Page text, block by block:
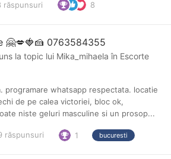
răspunsuri 8
🤗💋🍓🍰 0763584355
la topic lui Mika_mihaela în Escorte
programare whatsapp respectata. locatie
de pe calea victoriei, bloc ok,
niste geluri masculine si un prosop...
răspunsuri 1 bucuresti